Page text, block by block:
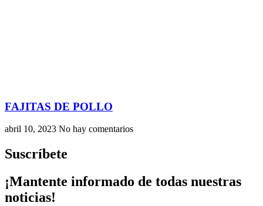
FAJITAS DE POLLO
abril 10, 2023 No hay comentarios
Suscríbete
¡Mantente informado de todas nuestras
noticias!